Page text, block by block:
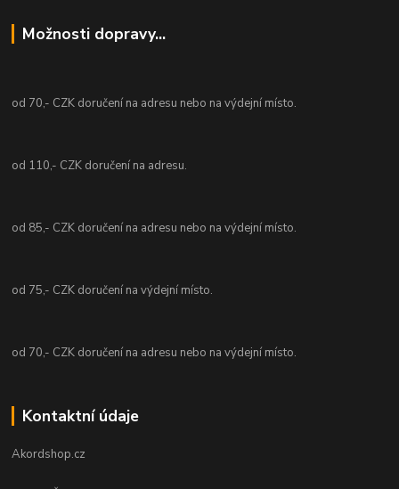
Možnosti dopravy...
od 70,- CZK doručení na adresu nebo na výdejní místo.
od 110,- CZK doručení na adresu.
od 85,- CZK doručení na adresu nebo na výdejní místo.
od 75,- CZK doručení na výdejní místo.
od 70,- CZK doručení na adresu nebo na výdejní místo.
Kontaktní údaje
Akordshop.cz